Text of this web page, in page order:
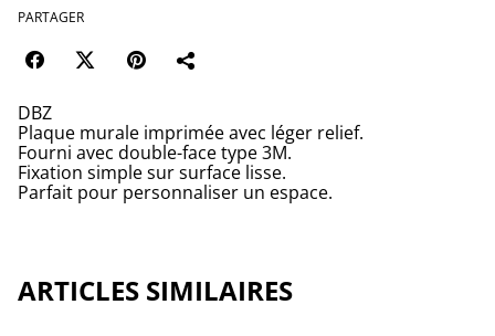
PARTAGER
DBZ
Plaque murale imprimée avec léger relief.
Fourni avec double-face type 3M.
Fixation simple sur surface lisse.
Parfait pour personnaliser un espace.
ARTICLES SIMILAIRES